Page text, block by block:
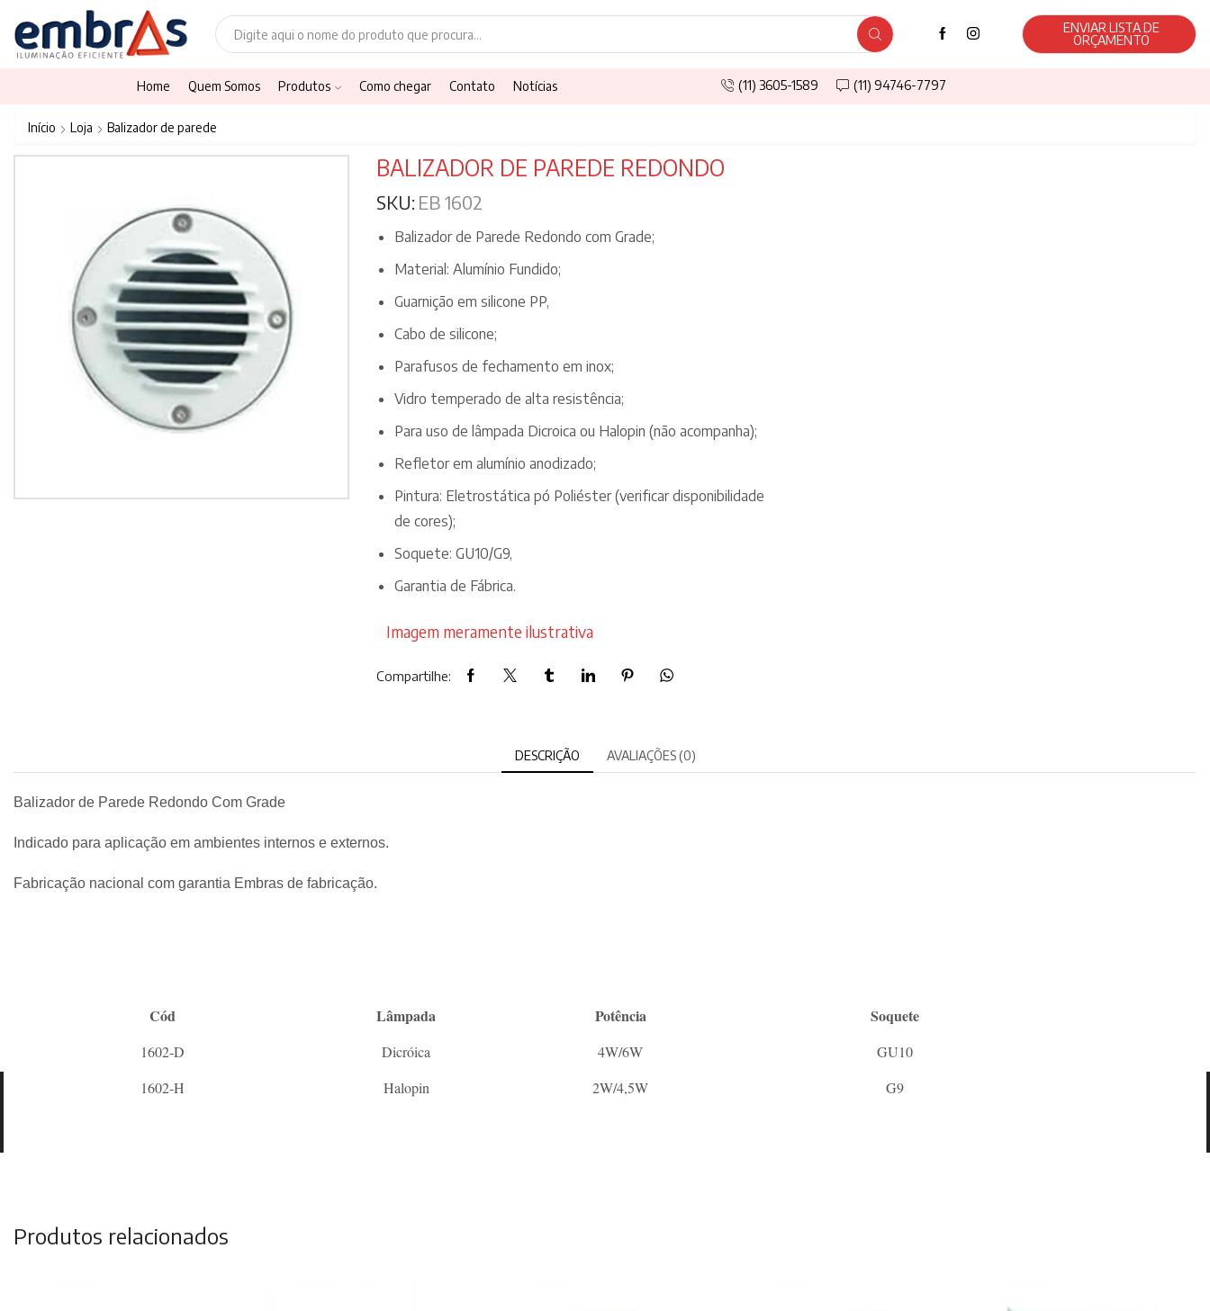
ENVIAR LISTA DE
ORÇAMENTO
Home Quem Somos Produtos Como chegar Contato Notícias (11) 3605-1589 (11) 94746-7797
Início Loja Balizador de parede
BALIZADOR DE PAREDE REDONDO
SKU: EB 1602
Balizador de Parede Redondo com Grade;
Material: Alumínio Fundido;
Guarnição em silicone PP,
Cabo de silicone;
Parafusos de fechamento em inox;
Vidro temperado de alta resistência;
Para uso de lâmpada Dicroica ou Halopin (não acompanha);
Refletor em alumínio anodizado;
Pintura: Eletrostática pó Poliéster (verificar disponibilidade
de cores);
Soquete: GU10/G9,
Garantia de Fábrica.
Imagem meramente ilustrativa
Compartilhe:
DESCRIÇÃO AVALIAÇÕES (0)
Balizador de Parede Redondo Com Grade
Indicado para aplicação em ambientes internos e externos.
Fabricação nacional com garantia Embras de fabricação.
Cód Lâmpada Potência Soquete
1602-D Dicróica 4W/6W
GU10
1602-H
Halopin 2W/4,5W G9
Produtos relacionados